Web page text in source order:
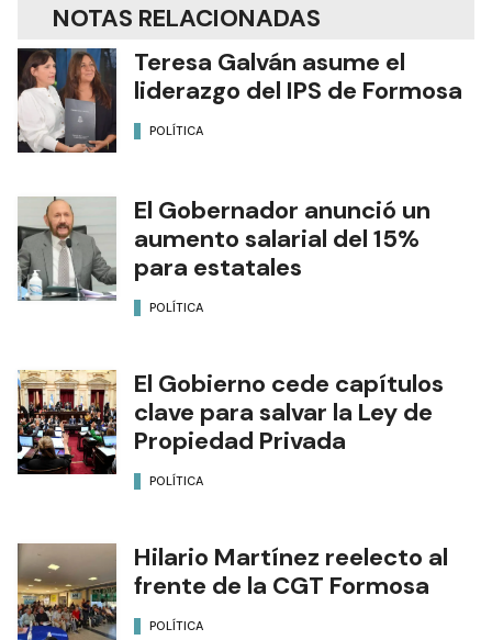
NOTAS RELACIONADAS
Teresa Galván asume el
liderazgo del IPS de Formosa
POLÍTICA
El Gobernador anunció un
aumento salarial del 15%
para estatales
POLÍTICA
El Gobierno cede capítulos
clave para salvar la Ley de
Propiedad Privada
POLÍTICA
Hilario Martínez reelecto al
frente de la CGT Formosa
POLÍTICA